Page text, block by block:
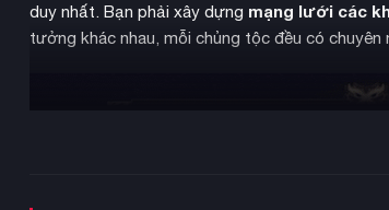
duy nhất. Bạn phải xây dựng mạng lưới các
tưởng khác nhau, mỗi chủng tộc đều có chuyên